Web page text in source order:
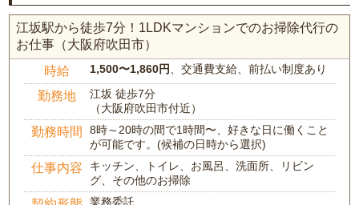
江坂駅から徒歩7分！1LDKマンションでのお掃除代行の
お仕事（大阪府吹田市）
時給 1,500〜1,860円、交通費支給、前払い制度あり
勤務地
江坂 徒歩7分
（大阪府吹田市付近）
勤務時間
8時～20時の間で1時間〜、好きな日に働くこと
が可能です。(候補の日時から選択)
仕事内容
キッチン、トイレ、お風呂、洗面所、リビン
グ、その他のお掃除
業務委託